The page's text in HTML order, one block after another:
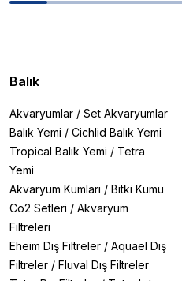
Balık
Akvaryumlar / Set Akvaryumlar
Balık Yemi / Cichlid Balık Yemi
Tropical Balık Yemi / Tetra
Yemi
Akvaryum Kumları / Bitki Kumu
Co2 Setleri / Akvaryum
Filtreleri
Eheim Dış Filtreler / Aquael Dış
Filtreler / Fluval Dış Filtreler